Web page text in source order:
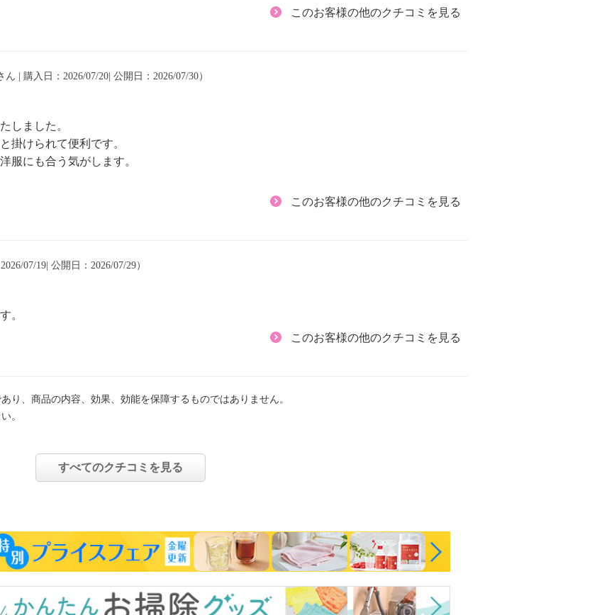
このお客様の他のクチコミを見る
ん | 購入日：2026/07/20| 公開日：2026/07/30）
しました。
掛けられて便利です。
服にも合う気がします。
このお客様の他のクチコミを見る
07/19| 公開日：2026/07/29）
。
このお客様の他のクチコミを見る
り、商品の内容、効果、効能を保障するものではありません。
。
すべてのクチコミを見る